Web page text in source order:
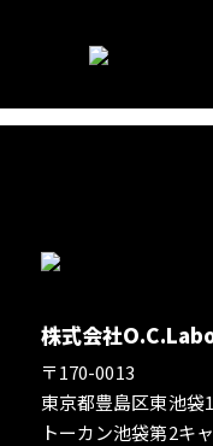
株式会社
〒170-0013
東京都豊島区東池袋
トーカン池袋第2キ